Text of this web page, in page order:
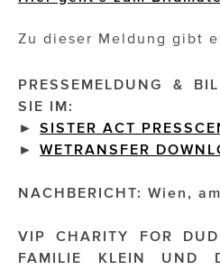
Impressionisten
JOOLZ
JUWELIER WAGNER
NEVER AGE NUTRITION
Zu dieser Meldung gibt
PRESSEMELDUNG &
SIE IM:
► SISTER ACT
► WETRANSFER
NACHBERICHT: Wien,
VIP CHARITY FOR
FAMILIE KLEIN UND